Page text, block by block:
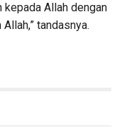
kepada Allah dengan
tandasnya.